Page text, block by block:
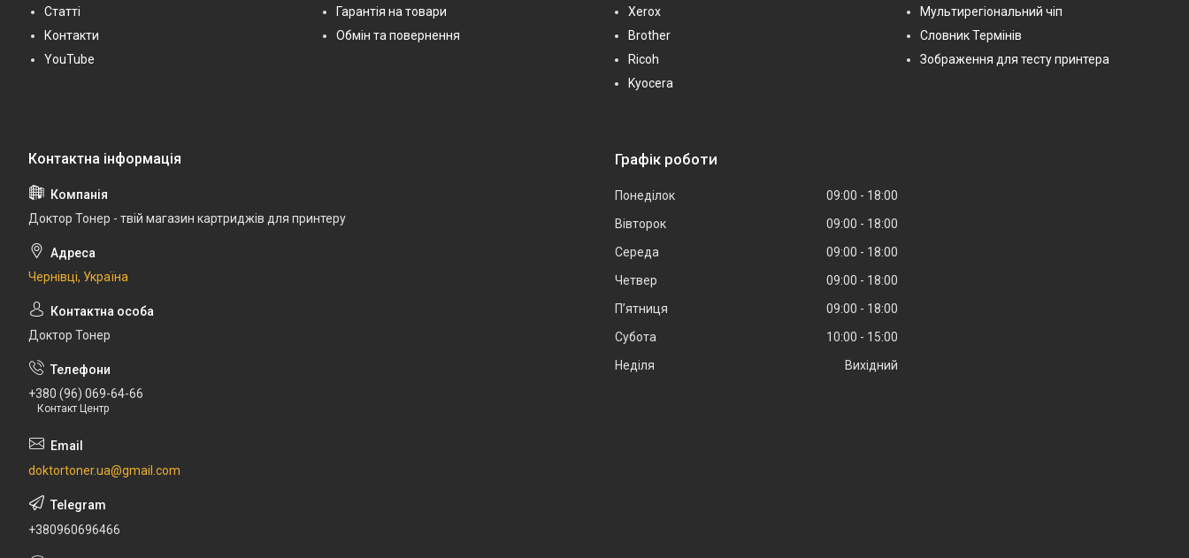
Статті
Контакти
YouTube
Гарантія на товари
Обмін та повернення
Xerox
Brother
Ricoh
Kyocera
Мультирегіональний чіп
Словник Термінів
Зображення для тесту принтера
Доктор Тонер - твій магазин картриджів для принтеру
Чернівці, Україна
Доктор Тонер
+380 (96) 069-64-66
Контакт Центр
doktortoner.ua@gmail.com
+380960696466
Графік роботи
Понеділок 09:00
18:00
Вівторок
09:00
18:00
Середа
09:00
18:00
Четвер
09:00
18:00
Пʼятниця
09:00
18:00
Субота
10:00
15:00
Неділя
Вихідний